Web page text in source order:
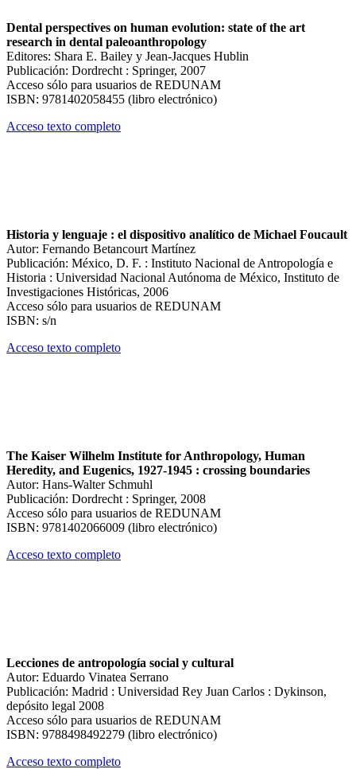
Dental perspectives on human evolution: state of the art
research in dental paleoanthropology
Editores: Shara E. Bailey y Jean-Jacques Hublin
Publicación: Dordrecht : Springer, 2007
Acceso sólo para usuarios de REDUNAM
ISBN: 9781402058455 (libro electrónico)
Acceso texto completo
Historia y lenguaje : el dispositivo analítico de Michael Foucault
Autor: Fernando Betancourt Martínez
Publicación: México, D. F. : Instituto Nacional de Antropología e
Historia : Universidad Nacional Autónoma de México, Instituto de
Investigaciones Históricas, 2006
Acceso sólo para usuarios de REDUNAM
ISBN: s/n
Acceso texto completo
The Kaiser Wilhelm Institute for Anthropology, Human
Heredity, and Eugenics, 1927-1945 : crossing boundaries
Autor: Hans-Walter Schmuhl
Publicación: Dordrecht : Springer, 2008
Acceso sólo para usuarios de REDUNAM
ISBN: 9781402066009 (libro electrónico)
Acceso texto completo
Lecciones de antropología social y cultural
Autor: Eduardo Vinatea Serrano
Publicación: Madrid : Universidad Rey Juan Carlos : Dykinson,
depósito legal 2008
Acceso sólo para usuarios de REDUNAM
ISBN: 9788498492279 (libro electrónico)
Acceso texto completo